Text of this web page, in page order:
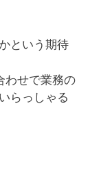
という期待
わせで業務の
らっしゃる